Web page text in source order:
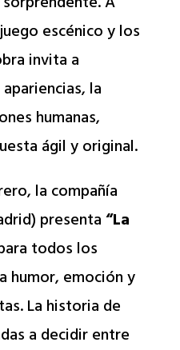
escénico y los
invita a
la
humanas,
ágil y original.
la compañía
presenta“La
todos los
humor, emoción y
La historia de
a decidir entre